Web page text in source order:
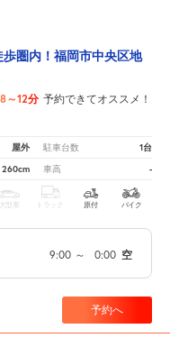
圏内！福岡市中央区地
8～12分 予約できてオススメ！
屋外 駐車台数 1台
260cm 車高 -
大型車 トラック 原付 バイク
9:00 ～ 0:00 空
予約へ